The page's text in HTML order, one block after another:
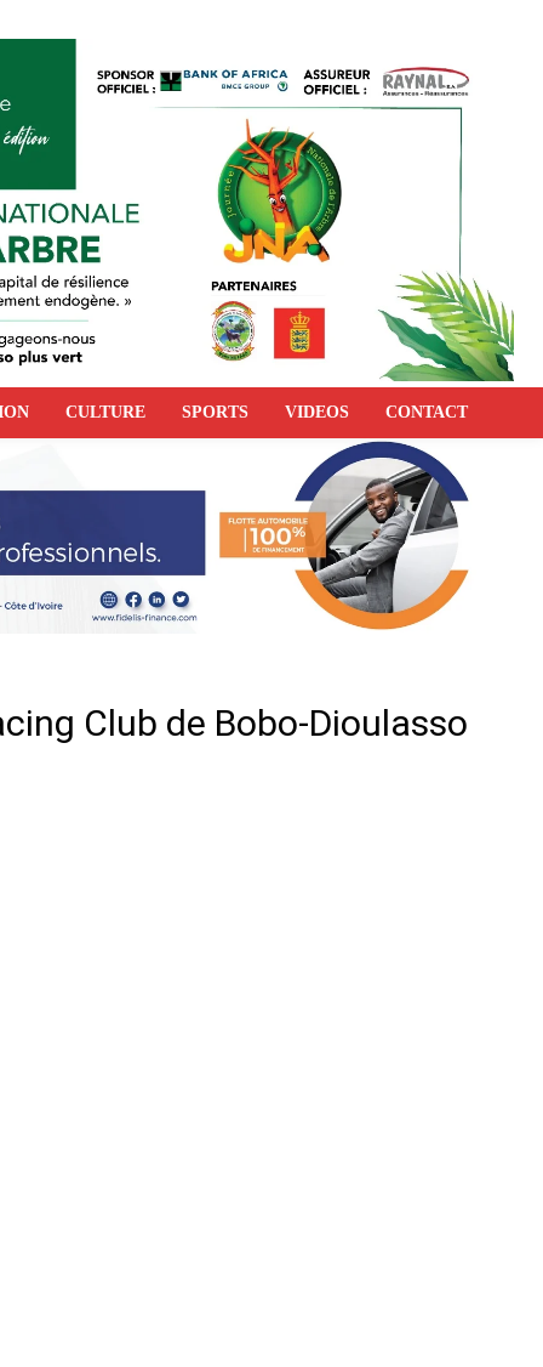
CULTURE SPORTS VIDEOS CONTACT
Club de Bobo-Dioulasso